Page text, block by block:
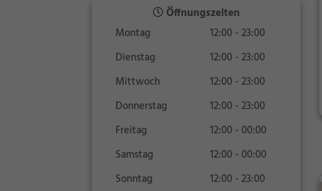
Öffnungszeiten
Montag
12:00 - 23:00
Dienstag
12:00 - 23:00
Mittwoch
12:00 - 23:00
Donnerstag
12:00 - 23:00
Freitag
12:00 - 00:00
Samstag
12:00 - 00:00
Sonntag
12:00 - 23:00